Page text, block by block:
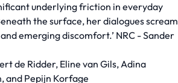
underlying friction in everyday
the surface, her dialogues scream
emerging discomfort.’ NRC - Sander
de Ridder, Eline van Gils, Adina
and Pepijn Korfage